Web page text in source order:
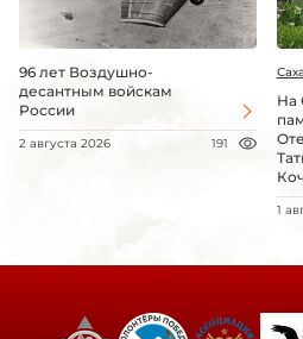
96 лет Воздушно-
десантным войскам
России
2 августа 2026 191
На
1